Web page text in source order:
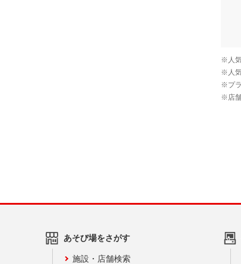
あそび場をさがす
施設・店舗検索